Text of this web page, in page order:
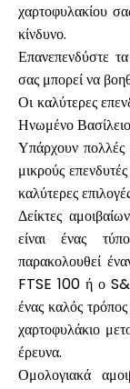
χαρτοφυλακίου
κίνδυνο.
Επανεπενδύστε
σας μπορεί να
Οι καλύτερες
Ηνωμένο Βασίλειο
Υπάρχουν πολλές
μικρούς
καλύτερες
Δείκτες
είναι ένας
παρακολουθεί
FTSE 100 ή ο
ένας καλός
χαρτοφυλάκιο
έρευνα.
Ομολογιακά